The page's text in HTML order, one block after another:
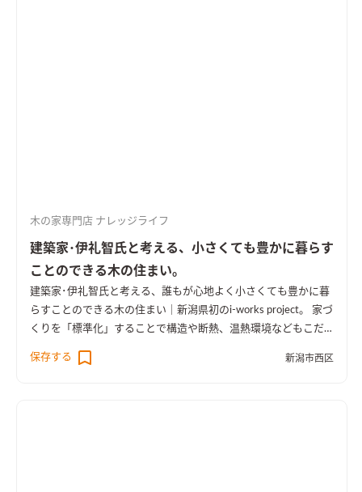
木の家専門店 ナレッジライフ
建築家･伊礼智氏と考える、小さくても豊かに暮らす
ことのできる木の住まい。
建築家･伊礼智氏と考える、誰もが心地よく小さくても豊かに暮
らすことのできる木の住まい｜新潟県初のi-works project。 家づ
くりを「標準化」することで構造や断熱、温熱環境などもこだ
ある住まいです。
保存する 新潟市西区